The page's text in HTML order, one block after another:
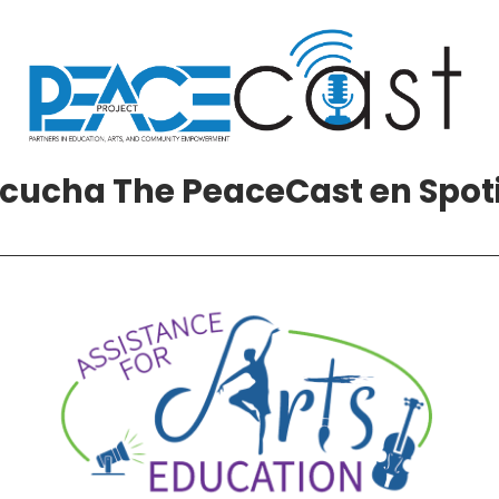
The PeaceCast en